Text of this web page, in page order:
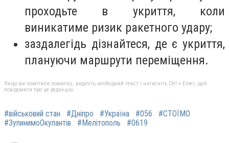
проходьте в укриття, коли
виникатиме ризик ракетного удару;
заздалегідь дізнайтеся, де є укриття,
плануючи маршрути переміщення.
Якщо ви помітили помилку, виділіть необхідний текст і натисніть Ctrl + Enter, щоб
повідомити про це редакцію
#військовий стан #Дніпро #Україна #056
#СТОЇМО
#ЗупинимоОкупантів
#Мелітополь #0619